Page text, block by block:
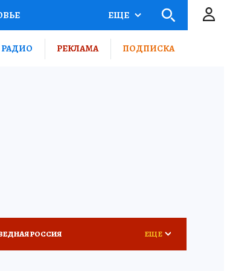
ЕЩЕ
РАДИО РЕКЛАМА ПОДПИСКА
РОССИЯ ЕЩЕ